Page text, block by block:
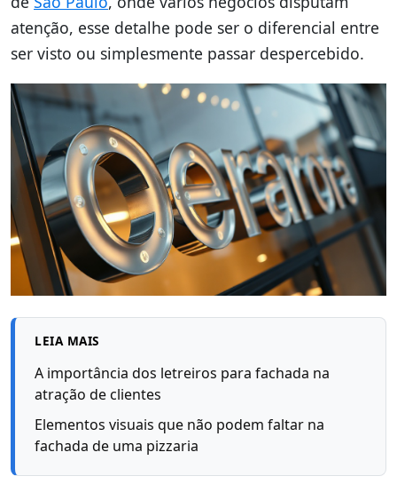
atenção, esse detalhe pode ser o diferencial entre
ser visto ou simplesmente passar despercebido.
LEIA MAIS
A importância dos letreiros para fachada na
atração de clientes
Elementos visuais que não podem faltar na
fachada de uma pizzaria